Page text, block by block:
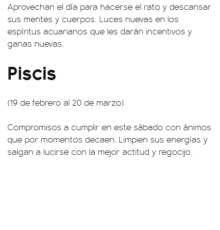
Aprovechan el día para hacerse el rato y descansar
sus mentes y cuerpos. Luces nuevas en los
espíritus acuarianos que les darán incentivos y
ganas nuevas.
Piscis
(19 de febrero al 20 de marzo)
Compromisos a cumplir en este sábado con ánimos
que por momentos decaen. Limpien sus energías y
salgan a lucirse con la mejor actitud y regocijo.